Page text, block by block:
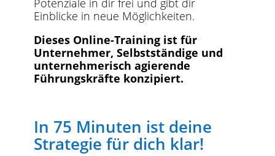
Einblicke in neue Möglichkeiten.
Dieses Online-Training ist für
Unternehmer, Selbstständige und
unternehmerisch agierende
Führungskräfte konzipiert.
In 75 Minuten ist deine
Strategie für dich klar!